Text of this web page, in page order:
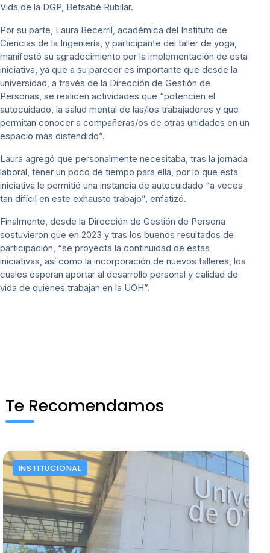
Vida de la DGP, Betsabé Rubilar.
Por su parte, Laura Becerril, académica del Instituto de
Ciencias de la Ingeniería, y participante del taller de yoga,
manifestó su agradecimiento por la implementación de esta
iniciativa, ya que a su parecer es importante que desde la
universidad, a través de la Dirección de Gestión de
Personas, se realicen actividades que “potencien el
autocuidado, la salud mental de las/los trabajadores y que
permitan conocer a compañeras/os de otras unidades en un
espacio más distendido”.
Laura agregó que personalmente necesitaba, tras la jornada
laboral, tener un poco de tiempo para ella, por lo que esta
iniciativa le permitió una instancia de autocuidado “a veces
tan difícil en este exhausto trabajo”, enfatizó.
Finalmente, desde la Dirección de Gestión de Persona
sostuvieron que en 2023 y tras los buenos resultados de
participación, “se proyecta la continuidad de estas
iniciativas, así como la incorporación de nuevos talleres, los
cuales esperan aportar al desarrollo personal y calidad de
vida de quienes trabajan en la UOH”.
Te Recomendamos
INSTITUCIONAL